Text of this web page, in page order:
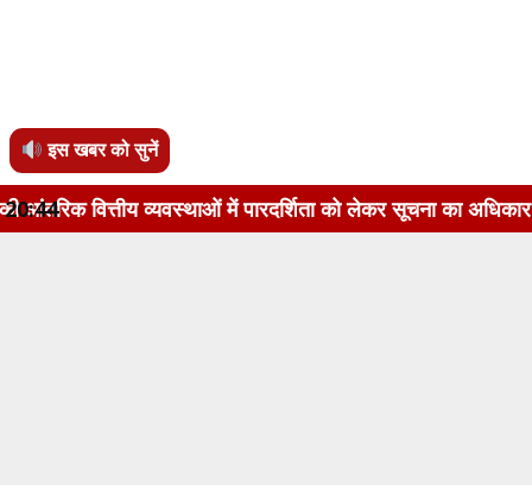
इस खबर को सुनें
में पारदर्शिता को लेकर सूचना का अधिकार अधिनियम,
20:44